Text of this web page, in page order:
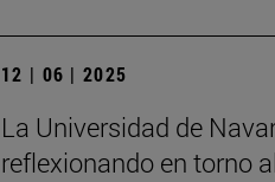
12 | 06 | 2025
La Universidad de
reflexionando en torno